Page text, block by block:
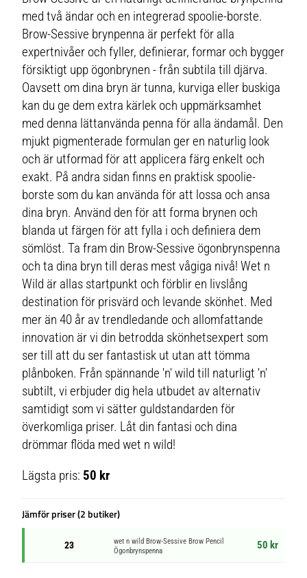
med två ändar och en integrerad spoolie-borste.
Brow-Sessive brynpenna är perfekt för alla
expertnivåer och fyller, definierar, formar och bygger
försiktigt upp ögonbrynen - från subtila till djärva.
Oavsett om dina bryn är tunna, kurviga eller buskiga
kan du ge dem extra kärlek och uppmärksamhet
med denna lättanvända penna för alla ändamål. Den
mjukt pigmenterade formulan ger en naturlig look
och är utformad för att applicera färg enkelt och
exakt. På andra sidan finns en praktisk spoolie-
borste som du kan använda för att lossa och ansa
dina bryn. Använd den för att forma brynen och
blanda ut färgen för att fylla i och definiera dem
sömlöst. Ta fram din Brow-Sessive ögonbrynspenna
och ta dina bryn till deras mest vågiga nivå! Wet n
Wild är allas startpunkt och förblir en livslång
destination för prisvärd och levande skönhet. Med
mer än 40 år av trendledande och allomfattande
innovation är vi din betrodda skönhetsexpert som
ser till att du ser fantastisk ut utan att tömma
plånboken. Från spännande 'n' wild till naturligt 'n'
subtilt, vi erbjuder dig hela utbudet av alternativ
samtidigt som vi sätter guldstandarden för
överkomliga priser. Låt din fantasi och dina
drömmar flöda med wet n wild!
Lägsta pris: 50 kr
Jämför priser (2 butiker)
23
wet n wild Brow-Sessive Brow Pencil
Ögonbrynspenna
50 kr